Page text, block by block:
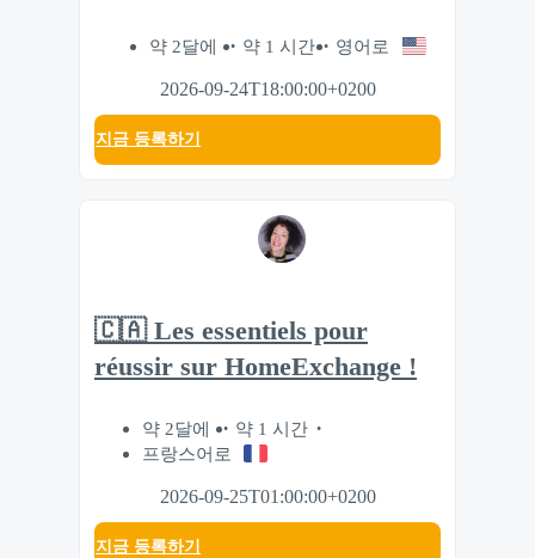
약 2달에 약 1 시간 영어로
2026-09-24T18:00:00+0200
지금 등록하기
🇨🇦 Les essentiels pour
réussir sur HomeExchange !
약 2달에
약 1 시간
프랑스어로
2026-09-25T01:00:00+0200
지금 등록하기